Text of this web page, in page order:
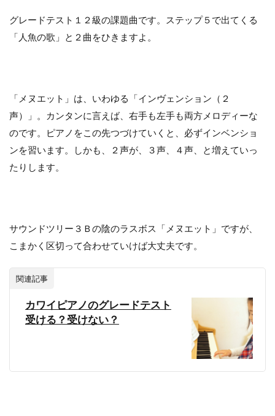
グレードテスト１２級の課題曲です。ステップ５で出てくる
「人魚の歌」と２曲をひきますよ。
「メヌエット」は、いわゆる「インヴェンション（２
声）」。カンタンに言えば、右手も左手も両方メロディーな
のです。ピアノをこの先つづけていくと、必ずインベンショ
ンを習います。しかも、２声が、３声、４声、と増えていっ
たりします。
サウンドツリー３Ｂの陰のラスボス「メヌエット」ですが、
こまかく区切って合わせていけば大丈夫です。
関連記事
カワイピアノのグレードテスト
受ける？受けない？